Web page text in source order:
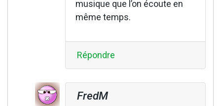
musique que l’on écoute en
même temps.
Répondre
FredM